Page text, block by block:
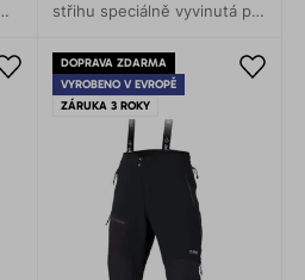
střihu speciálně vyvinutá pro
výpravy. Ideální na zimní
sporty.
DOPRAVA ZDARMA
VYROBENO V EVROPĚ
ZÁRUKA 3 ROKY